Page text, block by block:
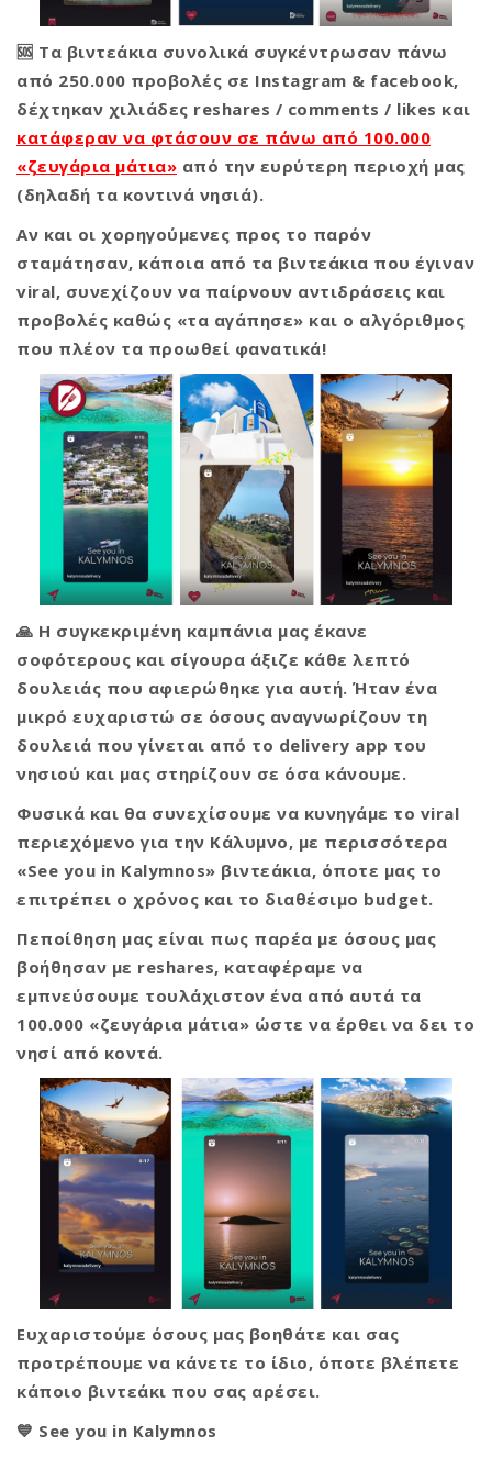
🆘 Τα βιντεάκια συνολικά συγκέντρωσαν πάνω
από 250.000 προβολές σε Instagram & facebook,
δέχτηκαν χιλιάδες reshares / comments / likes και
κατάφεραν να φτάσουν σε πάνω από 100.000
«ζευγάρια μάτια» από την ευρύτερη περιοχή μας
(δηλαδή τα κοντινά νησιά).
Αν και οι χορηγούμενες προς το παρόν
σταμάτησαν, κάποια από τα βιντεάκια που έγιναν
viral, συνεχίζουν να παίρνουν αντιδράσεις και
προβολές καθώς «τα αγάπησε» και ο αλγόριθμος
που πλέον τα προωθεί φανατικά!
🙏 Η συγκεκριμένη καμπάνια μας έκανε
σοφότερους και σίγουρα άξιζε κάθε λεπτό
δουλειάς που αφιερώθηκε για αυτή. Ήταν ένα
μικρό ευχαριστώ σε όσους αναγνωρίζουν τη
δουλειά που γίνεται από το delivery app του
νησιού και μας στηρίζουν σε όσα κάνουμε.
Φυσικά και θα συνεχίσουμε να κυνηγάμε το viral
περιεχόμενο για την Κάλυμνο, με περισσότερα
«See you in Kalymnos» βιντεάκια, όποτε μας το
επιτρέπει ο χρόνος και το διαθέσιμο budget.
Πεποίθηση μας είναι πως παρέα με όσους μας
βοήθησαν με reshares, καταφέραμε να
εμπνεύσουμε τουλάχιστον ένα από αυτά τα
100.000 «ζευγάρια μάτια» ώστε να έρθει να δει το
νησί από κοντά.
Ευχαριστούμε όσους μας βοηθάτε και σας
προτρέπουμε να κάνετε το ίδιο, όποτε βλέπετε
κάποιο βιντεάκι που σας αρέσει.
💙 See you in Kalymnos